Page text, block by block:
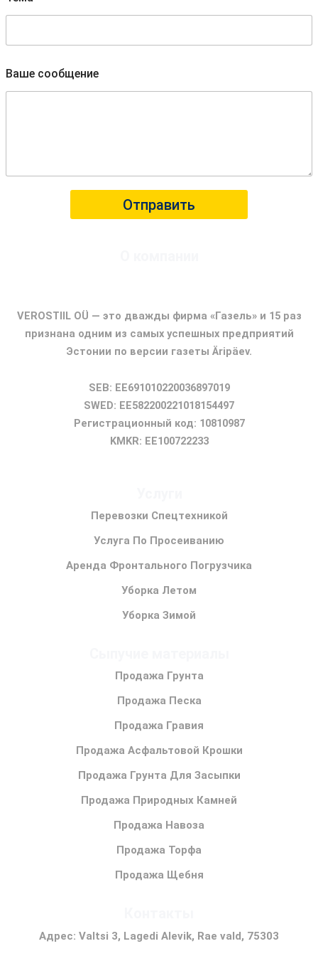
Ваше сообщение
Отправить
VEROSTIIL OÜ — это дважды фирма «Газель» и 15 раз
признана одним из самых успешных предприятий
Эстонии по версии газеты Äripäev.
SEB: EE691010220036897019
SWED: EE582200221018154497
Регистрационный код: 10810987
KMKR: EE100722233
Перевозки Спецтехникой
Услуга По Просеиванию
Аренда Фронтального Погрузчика
Уборка Летом
Уборка Зимой
Продажа Грунта
Продажа Песка
Продажа Гравия
Продажа Асфальтовой Крошки
Продажа Грунта Для Засыпки
Продажа Природных Камней
Продажа Навоза
Продажа Торфа
Продажа Щебня
Адрес: Valtsi 3, Lagedi Alevik, Rae vald, 75303